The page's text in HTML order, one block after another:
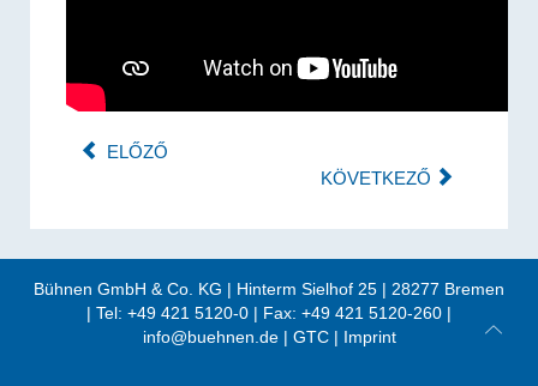
ELŐZŐ
KÖVETKEZŐ
Bühnen GmbH & Co. KG | Hinterm Sielhof 25 | 28277 Bremen
| Tel: +49 421 5120-0 | Fax: +49 421 5120-260 |
info@buehnen.de| GTC| Imprint